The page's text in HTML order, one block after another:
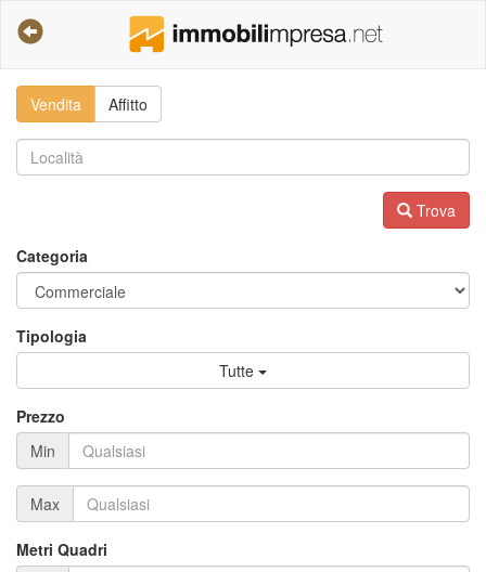
Vendita Affitto
Trova
Categoria
Tipologia
Tutte
Prezzo
Min
Max
Metri Quadri